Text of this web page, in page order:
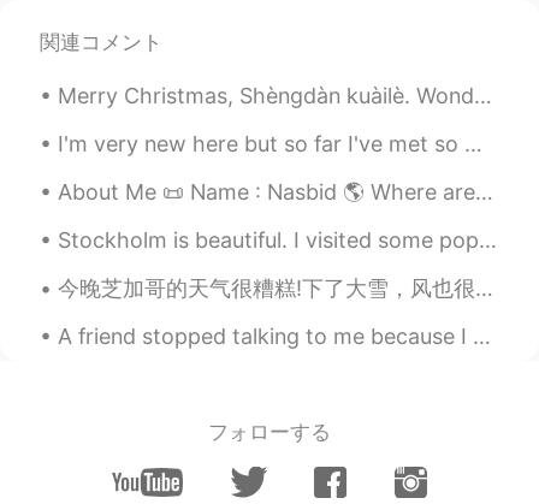
看了两分钟，就看到一个END😤
Lucille 2020.12.04 12:40
CN EN
我还活着你们别担心😏就越来越懒。
我还活着你们别担心😏就 是越来越懒。
因为这样，我感觉会做衣服的人特别厉
害👍
関連コメント
Merry Christmas, Shèngdàn kuàilè. Wonderful to spend time with family and friends at Christmas in...
I'm very new here but so far I've met so many interesting people😀, which is awesome! I'm curious....
About Me 📜 Name : Nasbid 🌎 Where are you from? : USA 📈 Height : 156 👀Eye color : brown 👨🏻‍🎓Hair...
Stockholm is beautiful. I visited some popular tourist attractions. First, second and third pictu...
今晚芝加哥的天气很糟糕!下了大雪，风也很大。明天早上人行道一定会很滑! 大家慢慢地走。 Chicago's weather is a total mess! It is snowing har...
A friend stopped talking to me because I was speaking Japanese 😭 They declined my messages... I w...
フォローする